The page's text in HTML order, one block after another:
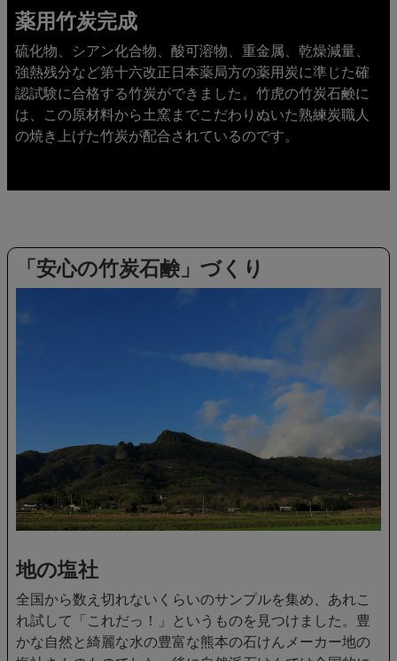
薬用竹炭完成
硫化物、シアン化合物、酸可溶物、重金属、乾燥減量、
強熱残分など第十六改正日本薬局方の薬用炭に準じた確
認試験に合格する竹炭ができました。竹虎の竹炭石鹸に
は、この原材料から土窯までこだわりぬいた熟練炭職人
の焼き上げた竹炭が配合されているのです。
「安心の竹炭石鹸」づくり
地の塩社
全国から数え切れないくらいのサンプルを集め、あれこ
れ試して「これだっ！」というものを見つけました。豊
かな自然と綺麗な水の豊富な熊本の石けんメーカー地の